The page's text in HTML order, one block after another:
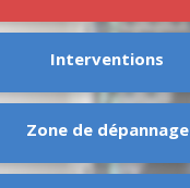
Interventions
Zone de dépannage